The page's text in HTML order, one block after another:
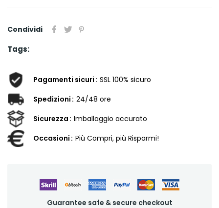
Condividi
Tags:
Pagamenti sicuri SSL 100% sicuro
Spedizioni 24/48 ore
Sicurezza Imballaggio accurato
Occasioni Più Compri, più Risparmi!
Guarantee safe & secure checkout